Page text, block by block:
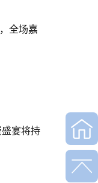
全场嘉
宴将持